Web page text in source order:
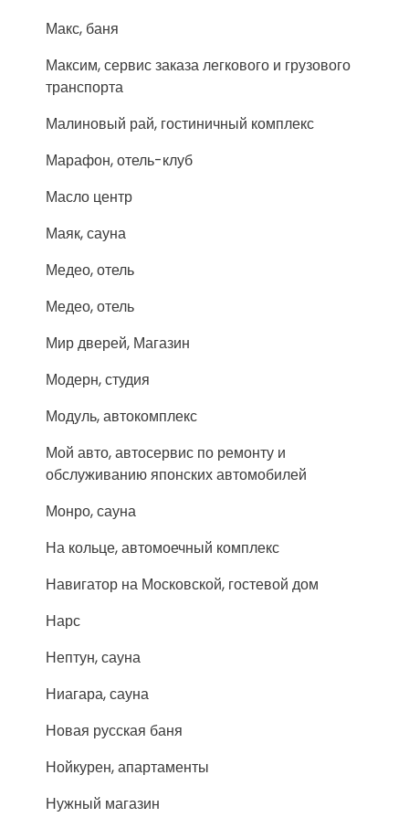
Макс, баня
Максим, сервис заказа легкового и грузового
транспорта
Малиновый рай, гостиничный комплекс
Марафон, отель-клуб
Масло центр
Маяк, сауна
Медео, отель
Медео, отель
Мир дверей, Магазин
Модерн, студия
Модуль, автокомплекс
Мой авто, автосервис по ремонту и
обслуживанию японских автомобилей
Монро, сауна
На кольце, автомоечный комплекс
Навигатор на Московской, гостевой дом
Нарс
Нептун, сауна
Ниагара, сауна
Новая русская баня
Нойкурен, апартаменты
Нужный магазин